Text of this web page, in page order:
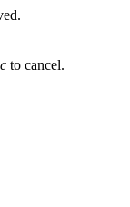
to cancel.